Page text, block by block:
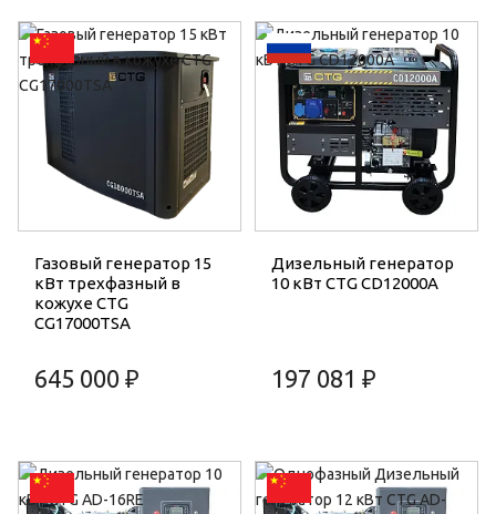
Газовый генератор 15
кВт трехфазный в
кожухе CTG
CG17000TSA
645 000 ₽
Дизельный генератор
10 кВт CTG CD12000A
197 081 ₽